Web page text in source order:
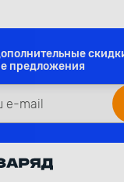
предложения